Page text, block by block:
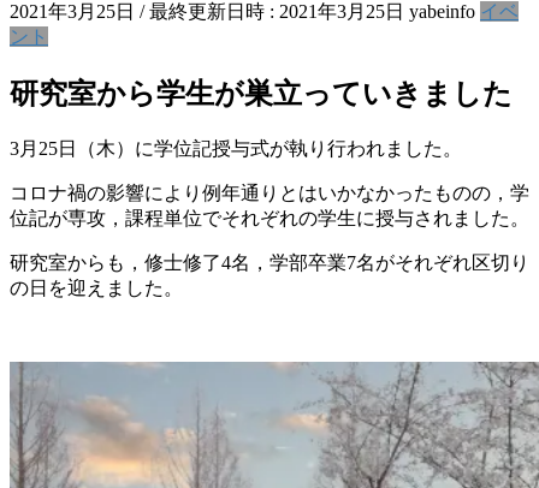
2021年3月25日 / 最終更新日時 : 2021年3月25日 yabeinfo イベ
ント
研究室から学生が巣立っていきました
3月25日（木）に学位記授与式が執り行われました。
コロナ禍の影響により例年通りとはいかなかったものの，学
位記が専攻，課程単位でそれぞれの学生に授与されました。
研究室からも，修士修了4名，学部卒業7名がそれぞれ区切り
の日を迎えました。